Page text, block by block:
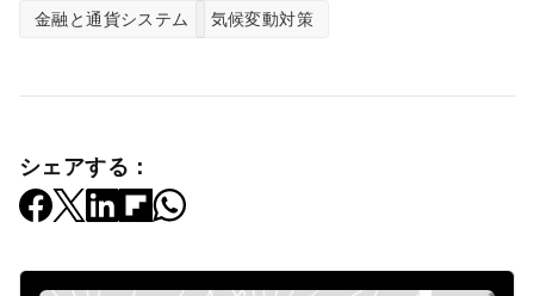
金融と通貨システム 気候変動対策
シェアする：